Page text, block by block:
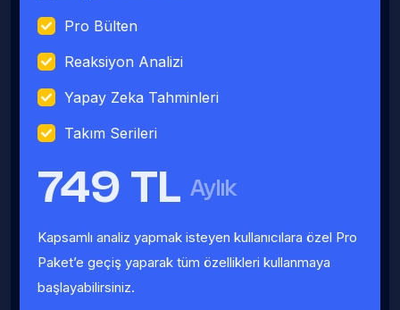
Pro Bülten
Reaksiyon Analizi
Yapay Zeka Tahminleri
Takım Serileri
749 TL Aylık
Kapsamlı analiz yapmak isteyen kullanıcılara özel Pro
Paket’e geçiş yaparak tüm özellikleri kullanmaya
başlayabilirsiniz.